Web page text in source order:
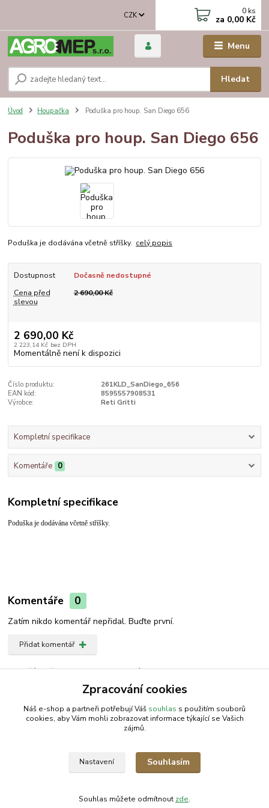
Menu
CZK
Hledat
0 ks
za 0,00 Kč
Úvod Houpačka Poduška pro houp. San Diego 656
Poduška pro houp. San Diego 656
Poduška je dodávána včetně stříšky. celý popis
Dostupnost
Dočasně nedostupné
Cena před
slevou
2 690,00 Kč
2 690,00 Kč
2 223,14 Kč bez DPH
Momentálně není k dispozici
Číslo produktu:
261KLD_SanDiego_656
EAN kód:
8595557908531
Výrobce:
Reti Gritti
Kompletní specifikace
Komentáře 0
Kompletní specifikace
Poduška je dodávána včetně stříšky.
Komentáře 0
Zatím nikdo komentář nepřidal. Buďte první.
Přidat komentář
Zboží zařazeno v kategoriích
Zpracování cookies
Náš e-shop a partneři potřebují Váš souhlas s použitím souborů
cookies, aby Vám mohli zobrazovat informace týkající se Vašich
zájmů.
Nastavení Souhlasím
Souhlas můžete odmítnout zde.